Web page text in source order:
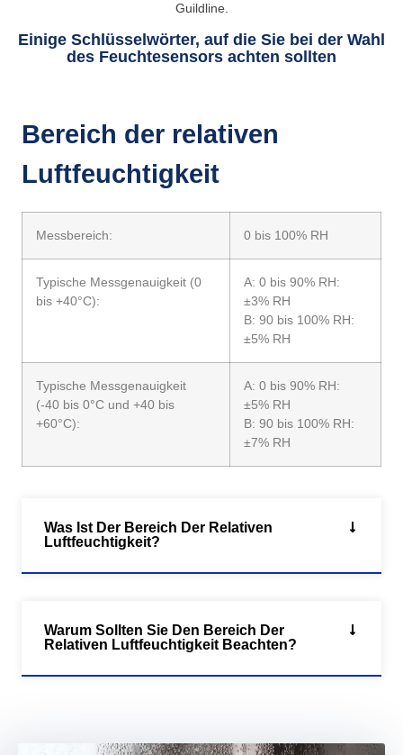
Guildline.
Einige Schlüsselwörter, auf die Sie bei der Wahl
des Feuchtesensors achten sollten
Bereich der relativen
Luftfeuchtigkeit
Messbereich: 0 bis 100% RH
Typische Messgenauigkeit (0
bis +40°C):
A: 0 bis 90% RH:
±3% RH
B: 90 bis 100% RH:
±5% RH
Typische Messgenauigkeit
(-40 bis 0°C und +40 bis
+60°C):
A: 0 bis 90% RH:
±5% RH
B: 90 bis 100% RH:
±7% RH
Was Ist Der Bereich Der Relativen
Luftfeuchtigkeit?
Warum Sollten Sie Den Bereich Der
Relativen Luftfeuchtigkeit Beachten?